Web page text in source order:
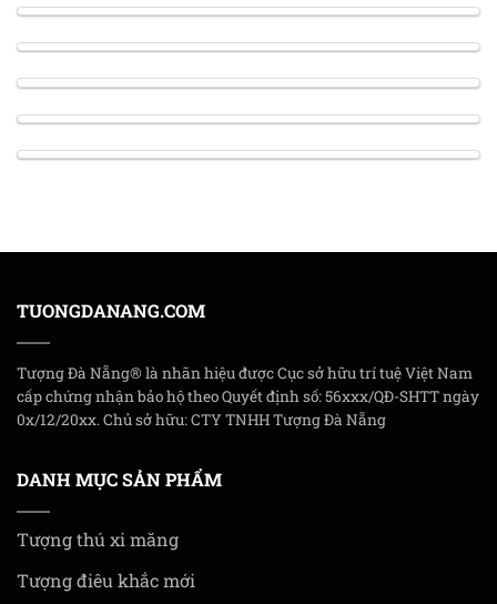
TUONGDANANG.COM
Tượng Đà Nẵng® là nhãn hiệu được Cục sở hữu trí tuệ Việt Nam
cấp chứng nhận bảo hộ theo Quyết định số: 56xxx/QĐ-SHTT ngày
0x/12/20xx. Chủ sở hữu: CTY TNHH Tượng Đà Nẵng
DANH MỤC SẢN PHẨM
Tượng thú xi măng
Tượng điêu khắc mới